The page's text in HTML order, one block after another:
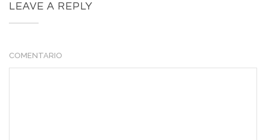
LEAVE A REPLY
COMENTARIO